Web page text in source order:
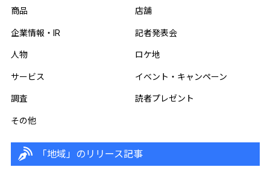
商品 店舗
企業情報・IR 記者発表会
人物 ロケ地
サービス イベント・キャンペーン
調査 読者プレゼント
その他
「地域」のリリース記事